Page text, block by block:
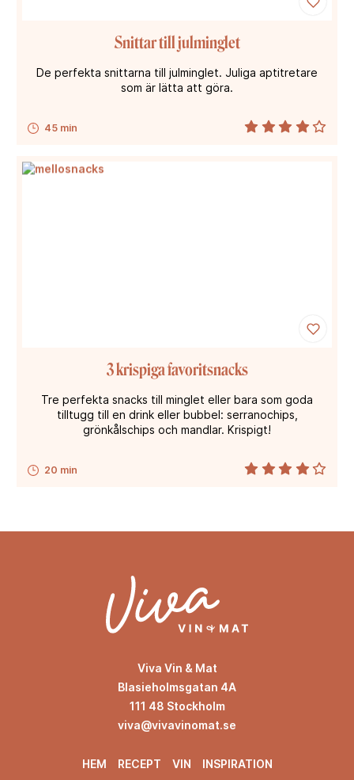
45 min
Snittar till julminglet
De perfekta snittarna till julminglet. Juliga aptitretare
som är lätta att göra.
20 min
3 krispiga favoritsnacks
Tre perfekta snacks till minglet eller bara som goda
tilltugg till en drink eller bubbel: serranochips,
grönkålschips och mandlar. Krispigt!
Viva Vin & Mat
Blasieholmsgatan 4A
111 48 Stockholm
viva@vivavinomat.se
HEM RECEPT VIN INSPIRATION